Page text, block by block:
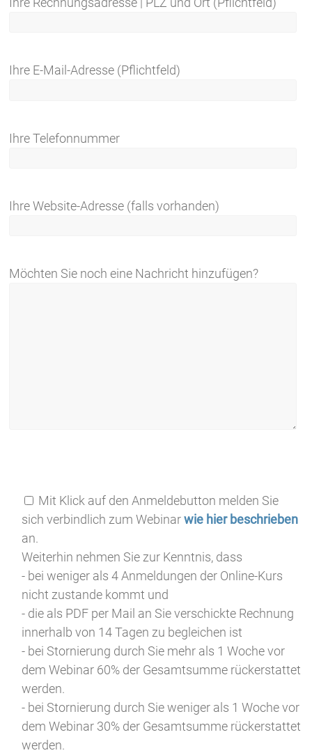
Ihre E-Mail-Adresse (Pflichtfeld)
Ihre Telefonnummer
Ihre Website-Adresse (falls vorhanden)
Möchten Sie noch eine Nachricht hinzufügen?
dieses
Feld
leer.
Bitte
lasse
Feld
leer.
Mit Klick auf den Anmeldebutton melden Sie
sich verbindlich zum Webinarwie hier beschrieben
an.
Weiterhin nehmen Sie zur Kenntnis, dass
- bei weniger als 4 Anmeldungen der Online-Kurs
nicht zustande kommt und
- die als PDF per Mail an Sie verschickte Rechnung
innerhalb von 14 Tagen zu begleichen ist
- bei Stornierung durch Sie mehr als 1 Woche vor
dem Webinar 60% der Gesamtsumme rückerstattet
werden.
- bei Stornierung durch Sie weniger als 1 Woche vor
dem Webinar 30% der Gesamtsumme rückerstattet
werden.